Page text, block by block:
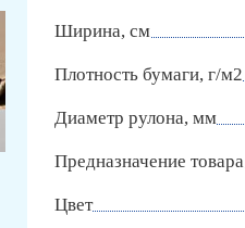
Ширина, см
Плотность бумаги, г/м2
Диаметр рулона, мм
Предназначение товара
Цвет